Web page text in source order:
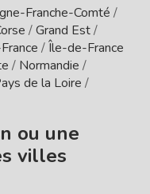
Franche-Comté /
/Grand Est/
/Île-de-France
/ Normandie /
de la Loire /
ou une
villes